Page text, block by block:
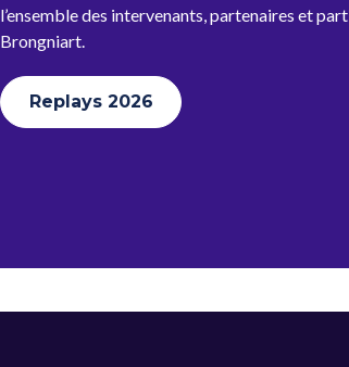
l’ensemble des intervenants, partenaires et
Brongniart.
Replays 2026